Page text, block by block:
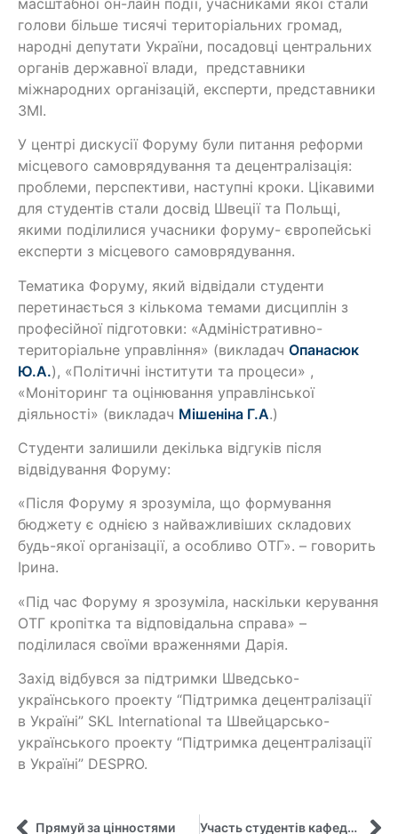
голови більше тисячі територіальних громад,
народні депутати України, посадовці центральних
органів державної влади, представники
міжнародних організацій, експерти, представники
ЗМІ.
У центрі дискусії Форуму були питання реформи
місцевого самоврядування та децентралізація:
проблеми, перспективи, наступні кроки. Цікавими
для студентів стали досвід Швеції та Польщі,
якими поділилися учасники форуму- європейські
експерти з місцевого самоврядування.
Тематика Форуму, який відвідали студенти
перетинається з кількома темами дисциплін з
професійної підготовки: «Адміністративно-
територіальне управління» (викладач Опанасюк
Ю.А.), «Політичні інститути та процеси» ,
«Моніторинг та оцінювання управлінської
діяльності» (викладач Мішеніна Г.А.)
Студенти залишили декілька відгуків після
відвідування Форуму:
«Після Форуму я зрозуміла, що формування
бюджету є однією з найважливіших складових
будь-якої організації, а особливо ОТГ». – говорить
Ірина.
«Під час Форуму я зрозуміла, наскільки керування
ОТГ кропітка та відповідальна справа» –
поділилася своїми враженнями Дарія.
Захід відбувся за підтримки Шведсько-
українського проекту “Підтримка децентралізації
в Україні” SKL International та Швейцарсько-
українського проекту “Підтримка децентралізації
в Україні” DESPRO.
Прямуй за цінностями Участь студентів кафедри у соціальному бізнес-форумі в Бангладеші